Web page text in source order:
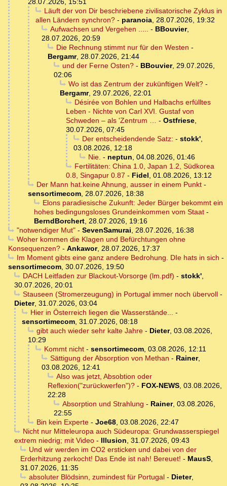
28.07.2026, 15:51
Läuft der von Dir beschriebene zivilisatorische Zyklus in
allen Ländern synchron? - paranoia, 28.07.2026, 19:32
Aufwachsen und Vergehen ..... - BBouvier,
28.07.2026, 20:59
Die Rechnung stimmt nur für den Westen -
Bergamr, 28.07.2026, 21:44
und der Ferne Osten?- BBouvier, 29.07.2026,
02:06
Wo ist das Zentrum der zukünftigen Welt?-
Bergamr, 29.07.2026, 22:01
Désirée von Bohlen und Halbachs erfülltes
Leben - Nichte von Carl XVI. Gustaf von
Schweden – als 'Zentrum … - Ostfriese,
30.07.2026, 07:45
Der entscheidendende Satz: - stokk',
03.08.2026, 12:18
Nie. - neptun, 04.08.2026, 01:46
Fertilitäten: China 1.0, Japan 1.2, Südkorea
0.8, Singapur 0.87 - Fidel, 01.08.2026, 13:12
Der Mann hat.keine Ahnung, ausser in einem Punkt-
sensortimecom, 28.07.2026, 18:38
Elons paradiesische Zukunft: Jeder Bürger bekommt ein
hohes bedingungsloses Grundeinkommen vom Staat -
BerndBorchert, 28.07.2026, 19:16
"notwendiger Mut"- SevenSamurai, 28.07.2026, 16:38
Woher kommen die Klagen und Befürchtungen ohne
Konsequenzen? - Ankawor, 28.07.2026, 17:37
Im Moment gibts eine ganz andere Bedrohung. DIe hats in sich -
sensortimecom, 30.07.2026, 19:50
DACH Leitfaden zur Blackout-Vorsorge (lm.pdf) - stokk',
30.07.2026, 20:01
Stauseen (Stromerzeugung) in Portugal immer noch übervoll-
Dieter, 31.07.2026, 03:04
Hier in Österreich liegen die Wasserstände... -
sensortimecom, 31.07.2026, 08:18
gibt auch wieder sehr kalte Jahre- Dieter, 03.08.2026,
10:29
Kommt nicht- sensortimecom, 03.08.2026, 12:11
Sättigung der Absorption von Methan - Rainer,
03.08.2026, 12:41
Also was jetzt, Absobtion oder
Reflexion("zurückwerfen")? - FOX-NEWS, 03.08.2026,
22:28
Absorption und Strahlung - Rainer, 03.08.2026,
22:55
Bin kein Experte- Joe68, 03.08.2026, 22:47
Nicht nur Mitteleuropa auch Südeuropa: Grundwasserspiegel
extrem niedrig; mit Video - Illusion, 31.07.2026, 09:43
Und wir werden im CO2 ersticken und dabei von der
Erderhitzung zerkocht! Das Ende ist nah! Bereuet! - MausS,
31.07.2026, 11:35
absoluter Blödsinn, zumindest für Portugal- Dieter,